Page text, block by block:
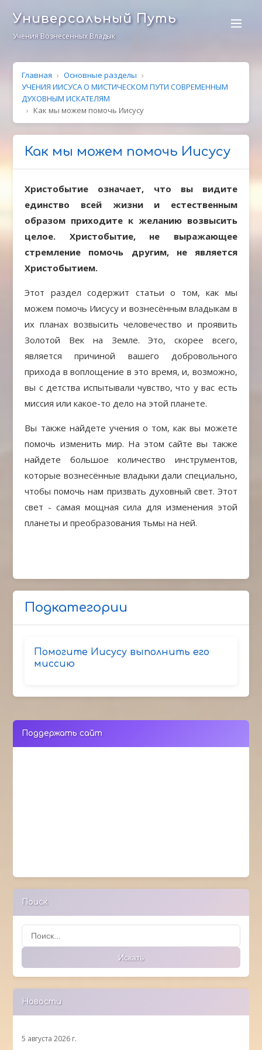
Универсальный Путь
Учения Вознесенных Владык
Главная › Основные разделы ›
УЧЕНИЯ ИИСУСА О МИСТИЧЕСКОМ ПУТИ СОВРЕМЕННЫМ
ДУХОВНЫМ ИСКАТЕЛЯМ
› Как мы можем помочь Иисусу
Как мы можем помочь Иисусу
Христобытие означает, что вы видите
единство всей жизни и естественным
образом приходите к желанию возвысить
целое. Христобытие, не выражающее
стремление помочь другим, не является
Христобытием.
Этот раздел содержит статьи о том, как мы
можем помочь Иисусу и вознесённым владыкам в
их планах возвысить человечество и проявить
Золотой Век на Земле. Это, скорее всего,
является причиной вашего добровольного
прихода в воплощение в это время, и, возможно,
вы с детства испытывали чувство, что у вас есть
миссия или какое-то дело на этой планете.
Вы также найдете учения о том, как вы можете
помочь изменить мир. На этом сайте вы также
найдете большое количество инструментов,
которые вознесённые владыки дали специально,
чтобы помочь нам призвать духовный свет. Этот
свет - самая мощная сила для изменения этой
планеты и преобразования тьмы на ней.
Подкатегории
Помогите Иисусу выполнить его
миссию
Поддержать сайт
Поиск
Поиск
Искать
Новости
5 августа 2026 г.